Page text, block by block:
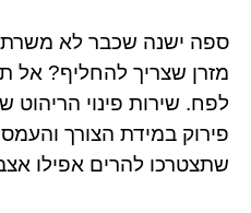
ספה ישנה שכבר לא
מזרן שצריך להחליף? אל
לפח. שירות פינוי הריהוט
פירוק במידת הצורך
שתצטרכו להרים אפילו